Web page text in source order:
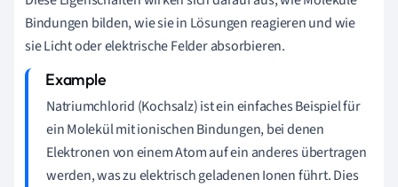
Bindungen bilden, wie sie in Lösungen reagieren und wie
sie Licht oder elektrische Felder absorbieren.
Natriumchlorid (Kochsalz) ist ein einfaches Beispiel für
ein Molekül mit ionischen Bindungen, bei denen
Elektronen von einem Atom auf ein anderes übertragen
werden, was zu elektrisch geladenen Ionen führt. Dies